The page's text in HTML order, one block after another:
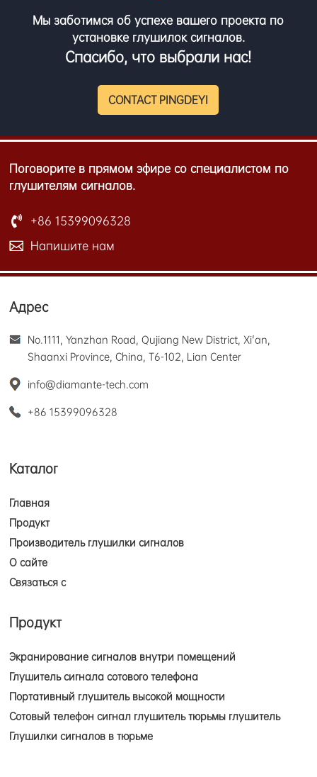
Мы заботимся об успехе вашего проекта по
установке глушилок сигналов.
Спасибо, что выбрали нас!
CONTACT PINGDEYI
Поговорите в прямом эфире со специалистом по
глушителям сигналов.
+86 15399096328
Напишите нам
Адрес
No.1111, Yanzhan Road, Qujiang New District, Xi'an,
Shaanxi Province, China, T6-102, Lian Center
info@diamante-tech.com
+86 15399096328
Каталог
Главная
Продукт
Производитель глушилки сигналов
О сайте
Связаться с
Продукт
Экранирование сигналов внутри помещений
Глушитель сигнала сотового телефона
Портативный глушитель высокой мощности
Сотовый телефон сигнал глушитель тюрьмы глушитель
Глушилки сигналов в тюрьме